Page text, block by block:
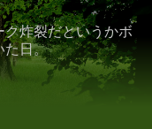
炸裂だというかボ
た日。